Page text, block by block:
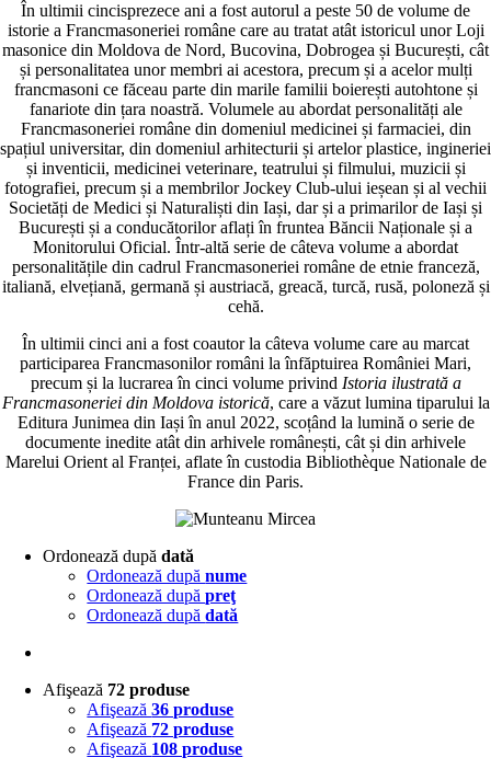
În ultimii cincisprezece ani a fost autorul a peste 50 de volume de
istorie a Francmasoneriei române care au tratat atât istoricul unor Loji
masonice din Moldova de Nord, Bucovina, Dobrogea și București, cât
și personalitatea unor membri ai acestora, precum și a acelor mulți
francmasoni ce făceau parte din marile familii boierești autohtone și
fanariote din țara noastră. Volumele au abordat personalități ale
Francmasoneriei române din domeniul medicinei și farmaciei, din
spațiul universitar, din domeniul arhitecturii și artelor plastice, ingineriei
și inventicii, medicinei veterinare, teatrului și filmului, muzicii și
fotografiei, precum și a membrilor Jockey Club-ului ieșean și al vechii
Societăți de Medici și Naturaliști din Iași, dar și a primarilor de Iași și
București și a conducătorilor aflați în fruntea Băncii Naționale și a
Monitorului Oficial. Într-altă serie de câteva volume a abordat
personalitățile din cadrul Francmasoneriei române de etnie franceză,
italiană, elvețiană, germană și austriacă, greacă, turcă, rusă, poloneză și
cehă.
În ultimii cinci ani a fost coautor la câteva volume care au marcat
participarea Francmasonilor români la înfăptuirea României Mari,
precum și la lucrarea în cinci volume privind Istoria ilustrată a
Francmasoneriei din Moldova istorică, care a văzut lumina tiparului la
Editura Junimea din Iași în anul 2022, scoțând la lumină o serie de
documente inedite atât din arhivele românești, cât și din arhivele
Marelui Orient al Franței, aflate în custodia Bibliothèque Nationale de
France din Paris.
Ordonează dupădată
Ordonează dupănume
Ordonează dupăpreţ
Ordonează dupădată
Afişează 72 produse
Afişează36 produse
Afişează 72 produse
Afişează 108 produse